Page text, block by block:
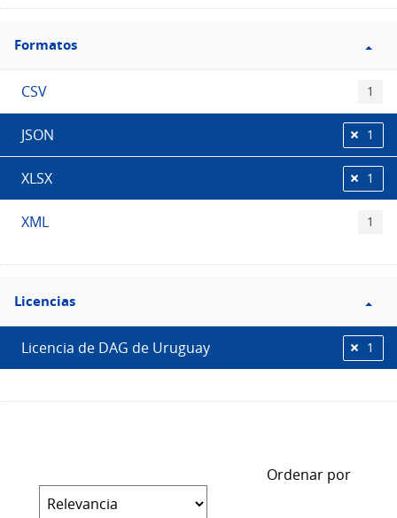
Filtro
Formatos
Formatos
CSV 1
JSON 1
XLSX 1
XML 1
Filtro
Licencias
Licencias
Licencia de DAG de Uruguay 1
Ordenar por